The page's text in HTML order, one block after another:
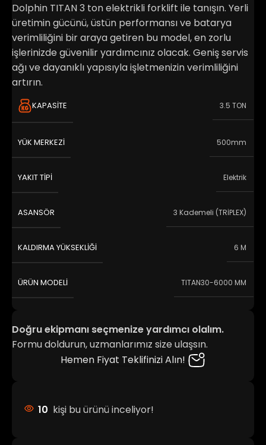
Dolphin TITAN 3 ton elektrikli forklift ile tanışın. Yerli
üretimin gücünü, üstün performansı ve batarya
verimliliğini bir araya getiren bu model, en zorlu
işlerinizde güvenilir yardımcınız olacak. Geniş servis
ağı ve dayanıklı yapısıyla işletmenizin verimliliğini
artırın.
KAPASITE 3.5 TON
YÜK MERKEZI 500mm
YAKIT TIPI Elektrik
ASANSÖR 3 Kademeli (TRİPLEX)
KALDIRMA YÜKSEKLIĞI 6 M
ÜRÜN MODELI TITAN30-6000 MM
Doğru ekipmanı seçmenize yardımcı olalım.
Formu doldurun, uzmanlarımız size ulaşsın.
Hemen Fiyat Teklifinizi Alın!
10 kişi bu ürünü inceliyor!